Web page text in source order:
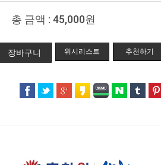
총 금액 : 45,000원
위시리스트 추천하기